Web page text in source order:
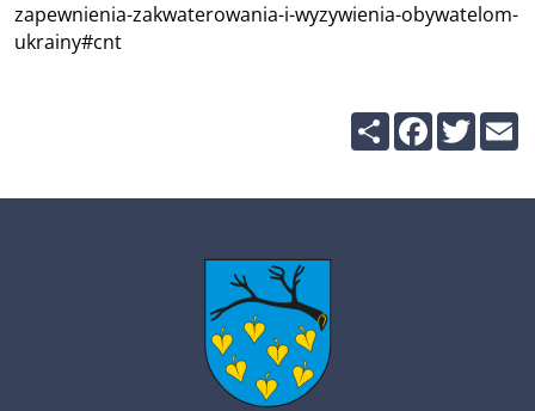
zapewnienia-zakwaterowania-i-wyzywienia-obywatelom-
ukrainy#cnt
ShareFacebook